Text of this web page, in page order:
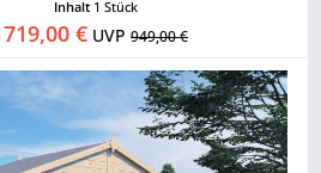
Inhalt 1 Stück
719,00 € UVP949,00 €